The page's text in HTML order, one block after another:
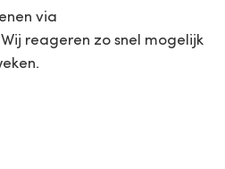
via
Wij reageren zo snel mogelijk